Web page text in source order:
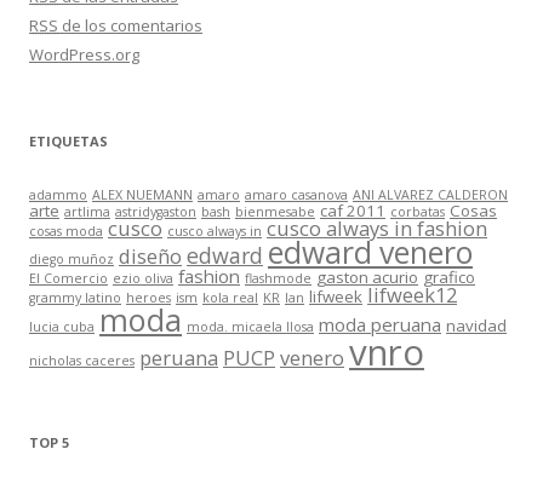
RSS de los comentarios
WordPress.org
ETIQUETAS
adammo ALEX NUEMANN amaro amaro casanova ANI ALVAREZ CALDERON
arte artlima astridygaston bash bienmesabe caf 2011 corbatas Cosas
cosas moda cusco cusco always in cusco always in fashion
diego muñoz diseño edward edward venero
El Comercio ezio oliva fashion flashmode gaston acurio grafico
grammy latino heroes ism kola real KR lan lifweek lifweek12
lucia cuba moda moda. micaela llosa moda peruana navidad
nicholas caceres peruana PUCP venero vnro
TOP 5